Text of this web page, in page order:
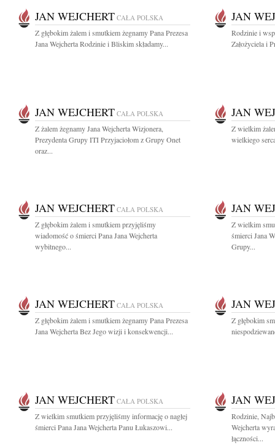
JAN WEJCHERT CAŁA POLSKA
Z głębokim żalem i smutkiem żegnamy Pana Prezesa
Jana Wejcherta Rodzinie i Bliskim składamy...
JAN
Rodzinie i
Założyciela i
JAN WEJCHERT CAŁA POLSKA
Z żalem żegnamy Jana Wejcherta Wizjonera,
Prezydenta Grupy ITI Przyjaciołom z Grupy Onet
oraz...
JAN
Z wielkim
wielkiego
JAN WEJCHERT CAŁA POLSKA
Z głębokim żalem i smutkiem przyjęliśmy
wiadomość o śmierci Pana Jana Wejcherta
wybitnego...
JAN
Z wielkim
śmierci Jana
Grupy...
JAN WEJCHERT CAŁA POLSKA
Z głębokim żalem i smutkiem żegnamy Pana Prezesa
Jana Wejcherta Bez Jego wizji i konsekwencji...
JAN
Z głębokim
JAN WEJCHERT CAŁA POLSKA
Z wielkim smutkiem przyjęliśmy informację o nagłej
śmierci Pana Jana Wejcherta Panu Łukaszowi...
JAN
Rodzinie,
Wejcherta
łączności...